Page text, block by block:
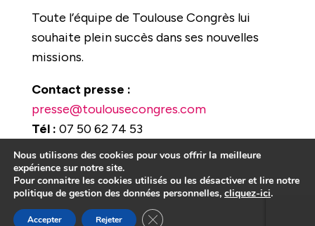
Toute l’équipe de Toulouse Congrès lui
souhaite plein succès dans ses nouvelles
missions.
Contact presse :
presse@toulousecongres.com
Tél : 07 50 62 74 53
Nous utilisons des cookies pour vous offrir la meilleure
expérience sur notre site.
Pour connaitre les cookies utilisés ou les désactiver et lire notre
politique de gestion des données personnelles, cliquez-ici.
Accepter Rejeter Fermer la bannière des cookies